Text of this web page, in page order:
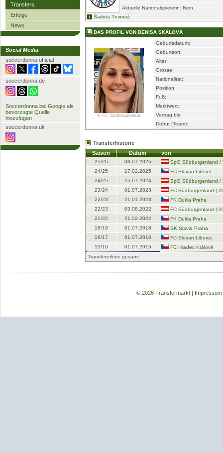
Transfers
Erfolge
News
Social Media
soccerdonna official
soccerdonna.de
Soccerdonna bei Google als
bevorzugte Quelle
hinzufügen
soccerdonna.uk
Aktuelle Nationalspielerin: Nein
Šarlota Truxová
DAS PROFIL VON DENISA SKÁLOVÁ
© FC Südburgenland
Geburtsdatum:
Geburtsort:
Alter:
Grösse:
Nationalität:
Position:
Fuß:
Marktwert:
Vertrag bis:
Debüt (Team):
Transferhistorie
Saison
Datum von
25/26 08.07.2025
SpG Südburgenland /
24/25
17.02.2025
FC Slovan Liberec
24/25
15.07.2024
SpG Südburgenland /
23/24
01.07.2023
FC Südburgenland (-
22/23
21.01.2023
FK Dukla Praha
22/23
03.08.2022
FC Südburgenland (-
21/22
21.02.2022
FK Dukla Praha
18/19
01.07.2018
SK Slavia Praha
16/17
01.07.2016
FC Slovan Liberec
15/16
01.07.2015
FC Hradec Králové
Transfererlöse gesamt:
© 2026 Transfermarkt| Impressum